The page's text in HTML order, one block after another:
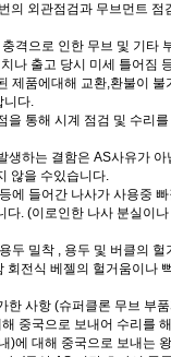
의 외관점검과 무브먼트 점
격으로 인한 무브 및 기타
나 출고 당시 미세 틀어짐
제품에대해 교환,환불이 불
니다.
을 통해 시계 점검 및 수리
생하는 결함은 AS사유가
않을 수있습니다.
에 들어간 나사가 사용중
다. (이로인한 나사 분실이
두 밀착 , 용두 및 버클의 헐
회전식 베젤의 헐거움이나
한 사항 (슈퍼클론 무브 부
중국으로 보내어 수리를
)에 대해 중국으로 보내는